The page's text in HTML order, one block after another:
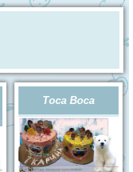
Toca Boca